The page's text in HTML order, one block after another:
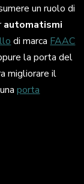
un ruolo di
automatismi
di marca FAAC
la porta del
migliorare il
porta